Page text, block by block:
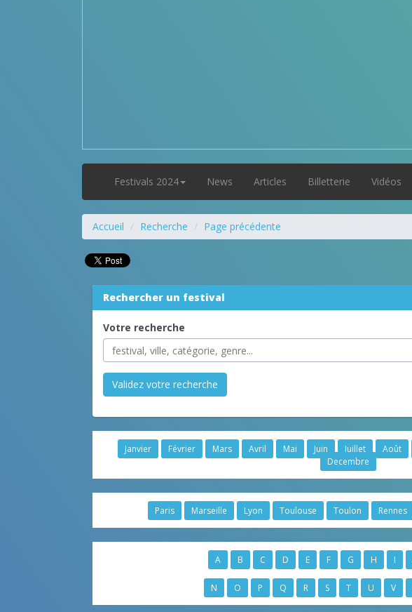
Festivals 2024 News Articles Billetterie Vidéos
Accueil Recherche Page précédente
Rechercher un festival
Votre recherche
Validez votre recherche
Janvier Février Mars Avril Mai Juin Juillet Août
Decembre
Paris Marseille Lyon Toulouse Toulon Rennes
A B C D E F G H I
N O P Q R S T U V